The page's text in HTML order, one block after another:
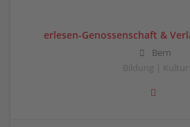
erlesen-Genossenschaft &
Bern
Bildung | Kultur